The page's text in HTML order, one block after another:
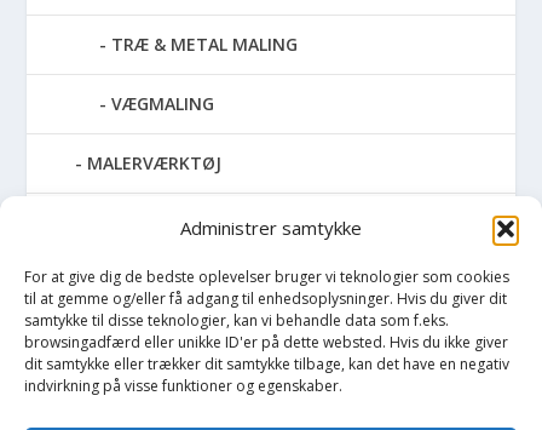
Administrer samtykke
For at give dig de bedste oplevelser bruger vi teknologier som cookies
til at gemme og/eller få adgang til enhedsoplysninger. Hvis du giver dit
samtykke til disse teknologier, kan vi behandle data som f.eks.
browsingadfærd eller unikke ID'er på dette websted. Hvis du ikke giver
dit samtykke eller trækker dit samtykke tilbage, kan det have en negativ
indvirkning på visse funktioner og egenskaber.
TRÆ & METAL MALING
VÆGMALING
MALERVÆRKTØJ
RENGØRING
SPRAYMALING
TAPET & FILT
UDENDØRS MALING